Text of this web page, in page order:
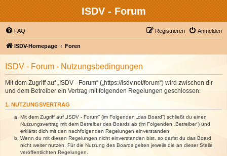
ISDV - Forum
FAQ Anmelden
Registrieren
ISDV-Homepage Foren
ISDV - Forum - Nutzungsbedingungen
Mit dem Zugriff auf „ISDV - Forum“ („https://isdv.net/forum“) wird zwischen dir
und dem Betreiber ein Vertrag mit folgenden Regelungen geschlossen:
1. NUTZUNGSVERTRAG
Mit dem Zugriff auf „ISDV - Forum“ (im Folgenden „das Board“) schließt du einen
Nutzungsvertrag mit dem Betreiber des Boards ab (im Folgenden „Betreiber“) und
erklärst dich mit den nachfolgenden Regelungen einverstanden.
Wenn du mit diesen Regelungen nicht einverstanden bist, so darfst du das Board
nicht weiter nutzen. Für die Nutzung des Boards gelten jeweils die an dieser Stelle
veröffentlichten Regelungen.